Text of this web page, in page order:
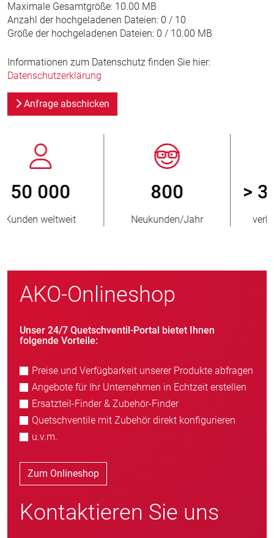
Maximale Gesamtgröße: 10.00 MB
Anzahl der hochgeladenen Dateien: 0 / 10
Größe der hochgeladenen Dateien: 0 / 10.00 MB
Informationen zum Datenschutz finden Sie hier:
Datenschutzerklärung
Anfrage abschicken
800
Neukunden/Jahr
> 3 500 000
verkaufte Einheiten
AKO-Onlineshop
Unser 24/7 Quetschventil-Portal bietet Ihnen
folgende Vorteile:
Preise und Verfügbarkeit unserer Produkte abfragen
Angebote für Ihr Unternehmen in Echtzeit erstellen
Ersatzteil-Finder & Zubehör-Finder
Quetschventile mit Zubehör direkt konfigurieren
u.v.m.
Zum Onlineshop
Kontaktieren Sie uns